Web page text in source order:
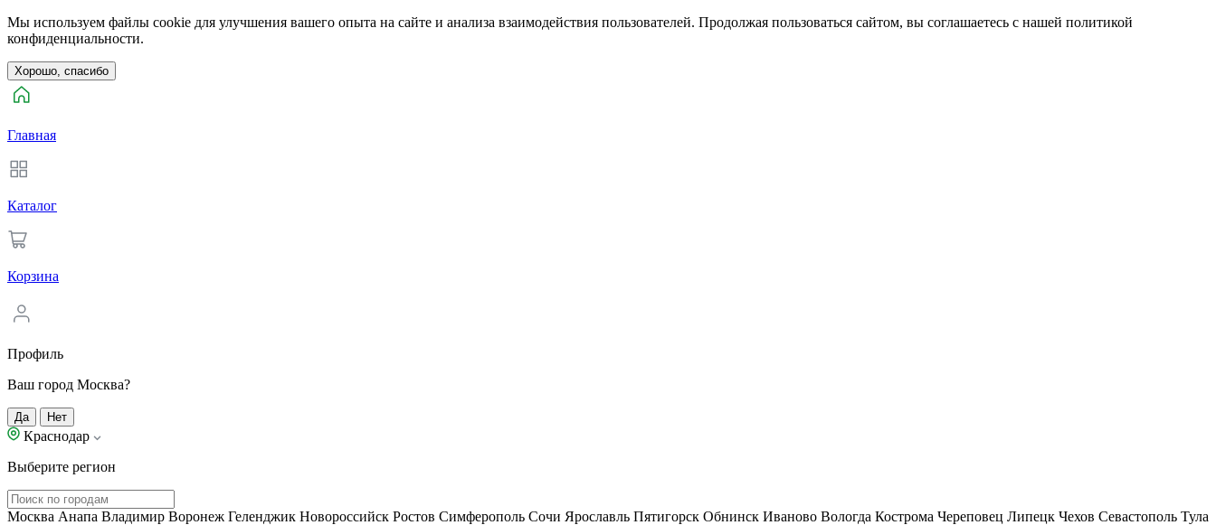
Мы используем файлы cookie для улучшения вашего опыта на сайте и анализа взаимодействия пользователей. Продолжая пользоваться сайтом, вы соглашаетесь с нашей политикой
конфиденциальности.
Хорошо, спасибо
Главная
Каталог
Корзина
Профиль
Ваш город Москва?
Да Нет
Краснодар
Выберите регион
Москва Анапа Владимир Воронеж Геленджик Новороссийск Ростов Симферополь Сочи Ярославль Пятигорск Обнинск Иваново Вологда Кострома Череповец Липецк Чехов Севастополь Тула